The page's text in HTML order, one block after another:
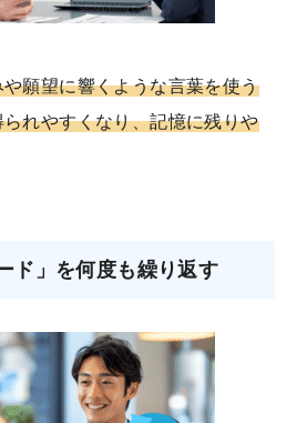
や願望に響くような言葉を使う
れやすくなり、記憶に残りや
ド」を何度も繰り返す